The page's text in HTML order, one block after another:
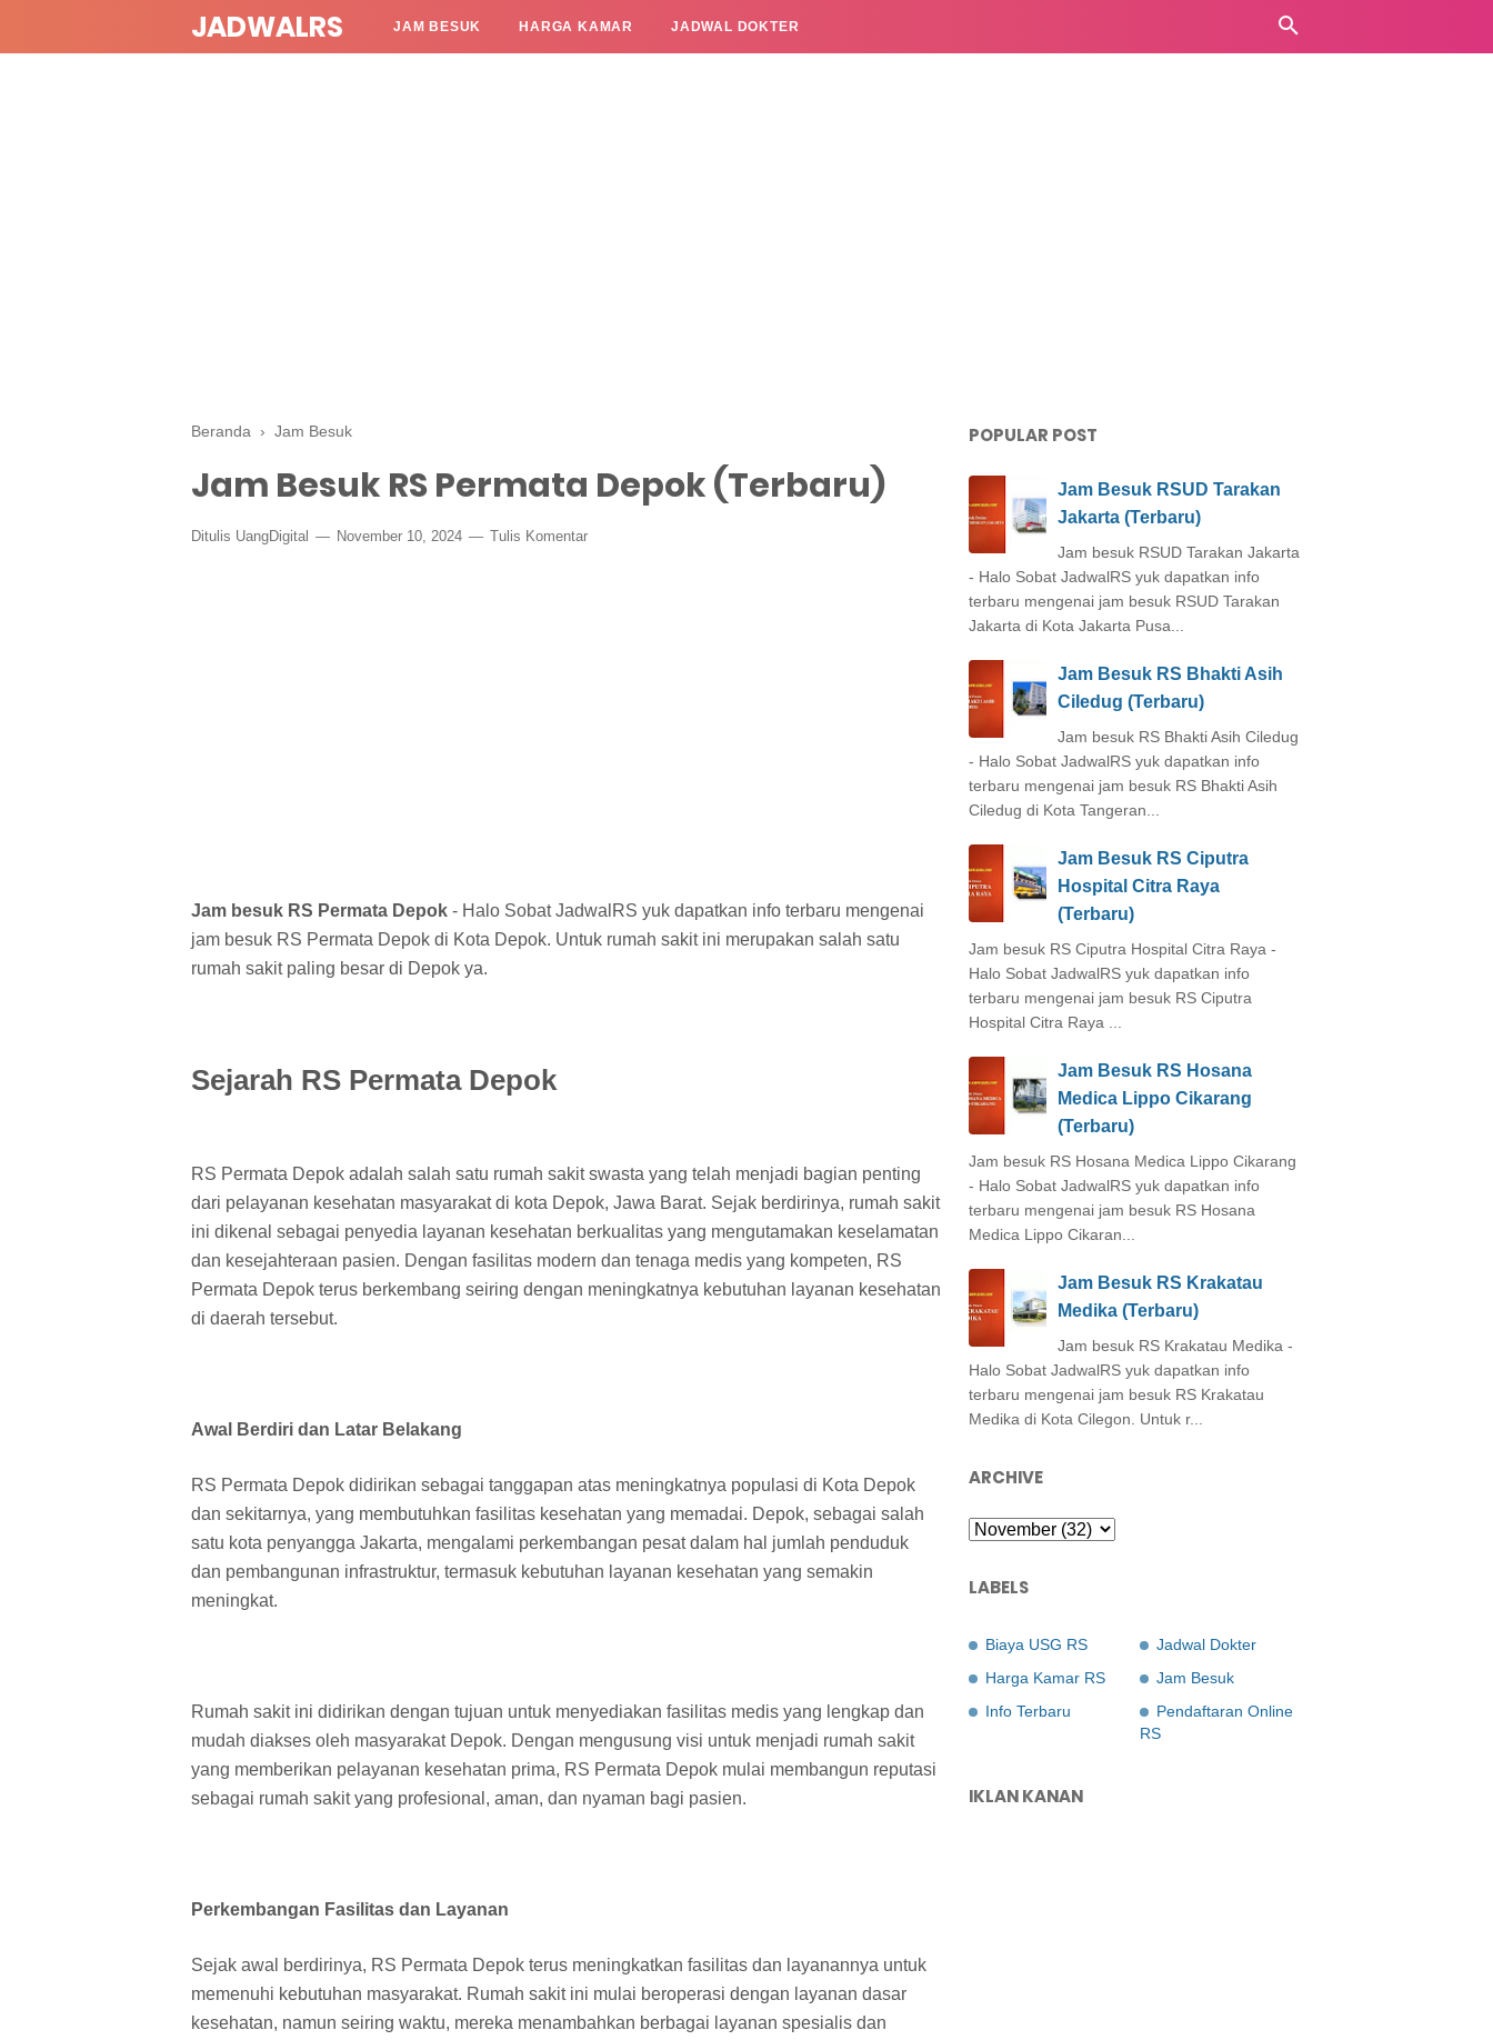
JADWALRS JAM BESUK HARGA KAMAR JADWAL DOKTER
Beranda › Jam Besuk
Jam Besuk RS Permata Depok (Terbaru)
Ditulis UangDigital November 10, 2024 Tulis Komentar
Jam besuk RS Permata Depok - Halo Sobat JadwalRS yuk dapatkan info terbaru mengenai
jam besuk RS Permata Depok di Kota Depok. Untuk rumah sakit ini merupakan salah satu
rumah sakit paling besar di Depok ya.
Sejarah RS Permata Depok
RS Permata Depok adalah salah satu rumah sakit swasta yang telah menjadi bagian penting
dari pelayanan kesehatan masyarakat di kota Depok, Jawa Barat. Sejak berdirinya, rumah sakit
ini dikenal sebagai penyedia layanan kesehatan berkualitas yang mengutamakan keselamatan
dan kesejahteraan pasien. Dengan fasilitas modern dan tenaga medis yang kompeten, RS
Permata Depok terus berkembang seiring dengan meningkatnya kebutuhan layanan kesehatan
di daerah tersebut.
Awal Berdiri dan Latar Belakang
RS Permata Depok didirikan sebagai tanggapan atas meningkatnya populasi di Kota Depok
dan sekitarnya, yang membutuhkan fasilitas kesehatan yang memadai. Depok, sebagai salah
satu kota penyangga Jakarta, mengalami perkembangan pesat dalam hal jumlah penduduk
dan pembangunan infrastruktur, termasuk kebutuhan layanan kesehatan yang semakin
meningkat.
Rumah sakit ini didirikan dengan tujuan untuk menyediakan fasilitas medis yang lengkap dan
mudah diakses oleh masyarakat Depok. Dengan mengusung visi untuk menjadi rumah sakit
yang memberikan pelayanan kesehatan prima, RS Permata Depok mulai membangun reputasi
sebagai rumah sakit yang profesional, aman, dan nyaman bagi pasien.
Perkembangan Fasilitas dan Layanan
Sejak awal berdirinya, RS Permata Depok terus meningkatkan fasilitas dan layanannya untuk
memenuhi kebutuhan masyarakat. Rumah sakit ini mulai beroperasi dengan layanan dasar
kesehatan, namun seiring waktu, mereka menambahkan berbagai layanan spesialis dan
POPULAR POST
Jam Besuk RSUD Tarakan
Jakarta (Terbaru)
Jam besuk RSUD Tarakan Jakarta
- Halo Sobat JadwalRS yuk dapatkan info
terbaru mengenai jam besuk RSUD Tarakan
Jakarta di Kota Jakarta Pusa...
Jam Besuk RS Bhakti Asih
Ciledug (Terbaru)
Jam besuk RS Bhakti Asih Ciledug
- Halo Sobat JadwalRS yuk dapatkan info
terbaru mengenai jam besuk RS Bhakti Asih
Ciledug di Kota Tangeran...
Jam Besuk RS Ciputra
Hospital Citra Raya
(Terbaru)
Jam besuk RS Ciputra Hospital Citra Raya -
Halo Sobat JadwalRS yuk dapatkan info
terbaru mengenai jam besuk RS Ciputra
Hospital Citra Raya ...
Jam Besuk RS Hosana
Medica Lippo Cikarang
(Terbaru)
Jam besuk RS Hosana Medica Lippo Cikarang
- Halo Sobat JadwalRS yuk dapatkan info
terbaru mengenai jam besuk RS Hosana
Medica Lippo Cikaran...
Jam Besuk RS Krakatau
Medika (Terbaru)
Jam besuk RS Krakatau Medika -
Halo Sobat JadwalRS yuk dapatkan info
terbaru mengenai jam besuk RS Krakatau
Medika di Kota Cilegon. Untuk r...
ARCHIVE
LABELS
Biaya USG RS
Harga Kamar RS
Info Terbaru
Jadwal Dokter
Jam Besuk
Pendaftaran Online
RS
IKLAN KANAN